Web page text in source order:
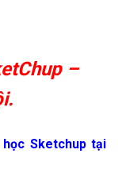
–
Sketchup tại